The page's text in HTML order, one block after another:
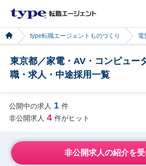
type転職エージェントものづくり 電
東京都／家電・AV・コンピュー
職・求人・中途採用一覧
公開中の求人 1 件
非公開求人 4 件がヒット
非公開求人の紹介を